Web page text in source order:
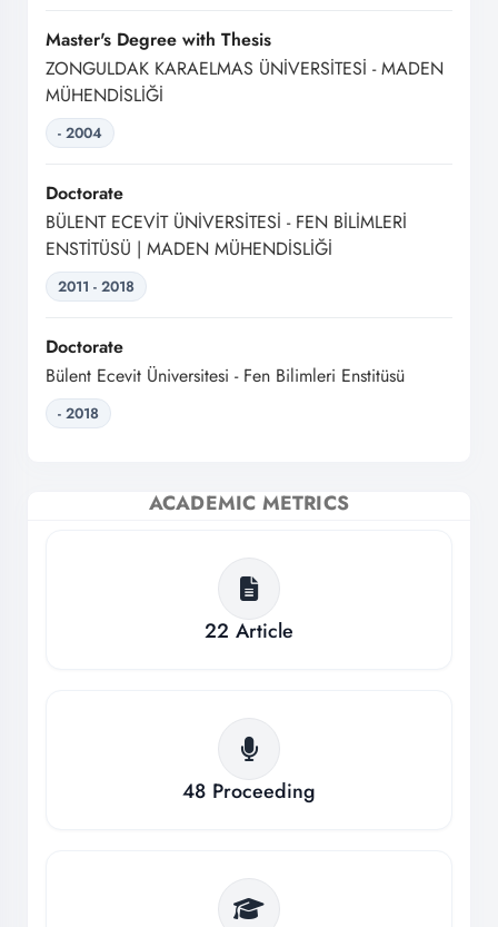
Master's Degree with Thesis
ZONGULDAK KARAELMAS ÜNİVERSİTESİ - MADEN
MÜHENDİSLİĞİ
- 2004
Doctorate
BÜLENT ECEVİT ÜNİVERSİTESİ - FEN BİLİMLERİ
ENSTİTÜSÜ | MADEN MÜHENDİSLİĞİ
2011 - 2018
Doctorate
Bülent Ecevit Üniversitesi - Fen Bilimleri Enstitüsü
- 2018
ACADEMIC METRICS
22 Article
48 Proceeding